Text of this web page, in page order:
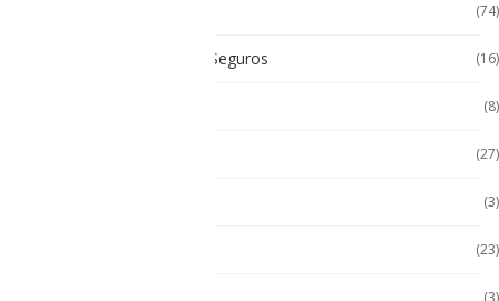
(74)
Celulares Intrínsecamente Seguros (16)
(8)
(27)
(3)
(23)